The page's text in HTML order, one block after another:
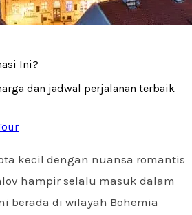
Ini?
dan jadwal perjalanan terbaik
kecil dengan nuansa romantis
hampir selalu masuk dalam
berada di wilayah Bohemia